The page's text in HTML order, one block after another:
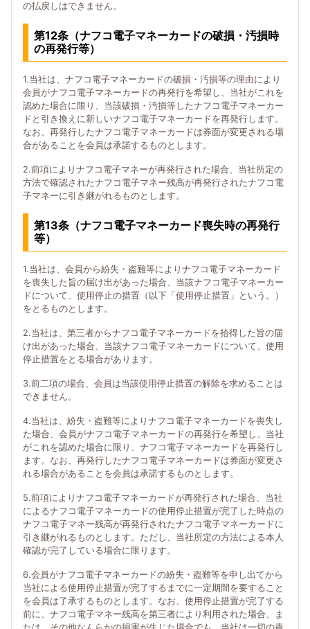
の払戻しはできません。
第12条（ナフコ電子マネーカードの破損・汚損時
の再発行等）
1.当社は、ナフコ電子マネーカードの破損・汚損等の理由により
会員がナフコ電子マネーカードの再発行を希望し、当社がこれを
認めた場合に限り、当該破損・汚損等したナフコ電子マネーカー
ドと引き換えに新しいナフコ電子マネーカードを再発行します。
なお、再発行したナフコ電子マネーカードは券面が変更される場
合があることを会員は承諾するものとします。
2.前項によりナフコ電子マネーが再発行された場合、当社所定の
方法で確認されたナフコ電子マネー残高が再発行されたナフコ電
子マネーに引き継がれるものとします。
第13条（ナフコ電子マネーカード喪失時の再発行
等）
1.当社は、会員から紛失・盗難等によりナフコ電子マネーカード
を喪失した旨の届け出があった場合、当該ナフコ電子マネーカー
ドについて、使用停止の措置（以下「使用停止措置」という。）
をとるものとします。
2.当社は、第三者からナフコ電子マネーカードを拾得した旨の届
け出があった場合、当該ナフコ電子マネーカードについて、使用
停止措置をとる場合があります。
3.前二項の場合、会員は当該使用停止措置の解除を求めることは
できません。
4.当社は、紛失・盗難等によりナフコ電子マネーカードを喪失し
た場合、会員がナフコ電子マネーカードの再発行を希望し、当社
がこれを認めた場合に限り、ナフコ電子マネーカードを再発行し
ます。なお、再発行したナフコ電子マネーカードは券面が変更さ
れる場合があることを会員は承諾するものとします。
5.前項によりナフコ電子マネーカードが再発行された場合、当社
によるナフコ電子マネーカードの使用停止措置が完了した時点の
ナフコ電子マネー残高が再発行されたナフコ電子マネーカードに
引き継がれるものとします。ただし、当社所定の方法による本人
確認が完了している場合に限ります。
6.会員がナフコ電子マネーカードの紛失・盗難等を申し出てから
当社による使用停止措置が完了するまでに一定期間を要すること
を会員は了承するものとします。なお、使用停止措置が完了する
前に、ナフコ電子マネー残高を第三者により利用された場合、ま